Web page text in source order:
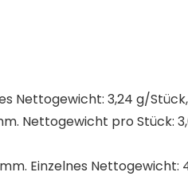
Nettogewicht: 3,24 g/
Nettogewicht pro Stück:
Einzelnes Nettogewicht: